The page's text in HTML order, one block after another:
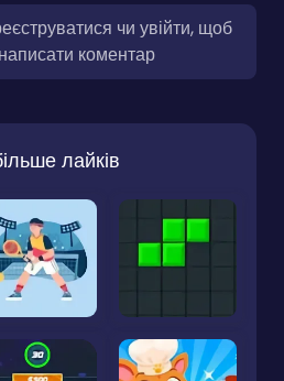
чи увійти, щоб
написати коментар
лайків